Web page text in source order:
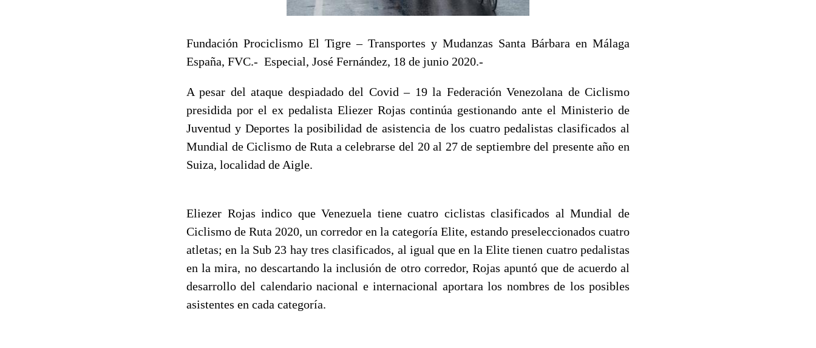
Fundación Prociclismo El Tigre – Transportes y Mudanzas Santa Bárbara en Málaga
España, FVC.- Especial, José Fernández, 18 de junio 2020.-
A pesar del ataque despiadado del Covid – 19 la Federación Venezolana de Ciclismo
presidida por el ex pedalista Eliezer Rojas continúa gestionando ante el Ministerio de
Juventud y Deportes la posibilidad de asistencia de los cuatro pedalistas clasificados al
Mundial de Ciclismo de Ruta a celebrarse del 20 al 27 de septiembre del presente año en
Suiza, localidad de Aigle.
Eliezer Rojas indico que Venezuela tiene cuatro ciclistas clasificados al Mundial de
Ciclismo de Ruta 2020, un corredor en la categoría Elite, estando preseleccionados cuatro
atletas; en la Sub 23 hay tres clasificados, al igual que en la Elite tienen cuatro pedalistas
en la mira, no descartando la inclusión de otro corredor, Rojas apuntó que de acuerdo al
desarrollo del calendario nacional e internacional aportara los nombres de los posibles
asistentes en cada categoría.